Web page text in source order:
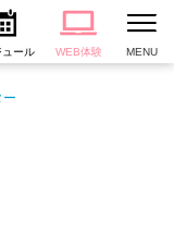
ュール WEB体験 MENU
ー